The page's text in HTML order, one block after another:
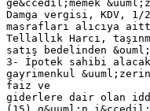
ge&ccedil;memek
Damga vergisi, KDV,
masrafları alıcıya
Tellallık Harcı,
satış bedelinden
3- İpotek sahibi
gayrimenkul
faiz ve
giderlere dair olan